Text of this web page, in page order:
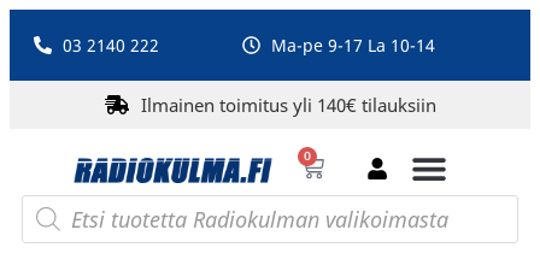
03 2140 222 Ma-pe 9-17 La 10-14
Ilmainen toimitus yli 140€ tilauksiin
0